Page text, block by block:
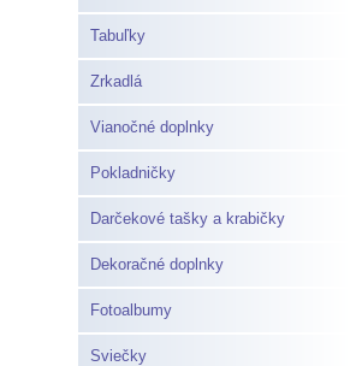
Tabuľky
Zrkadlá
Vianočné doplnky
Pokladničky
Darčekové tašky a krabičky
Dekoračné doplnky
Fotoalbumy
Sviečky